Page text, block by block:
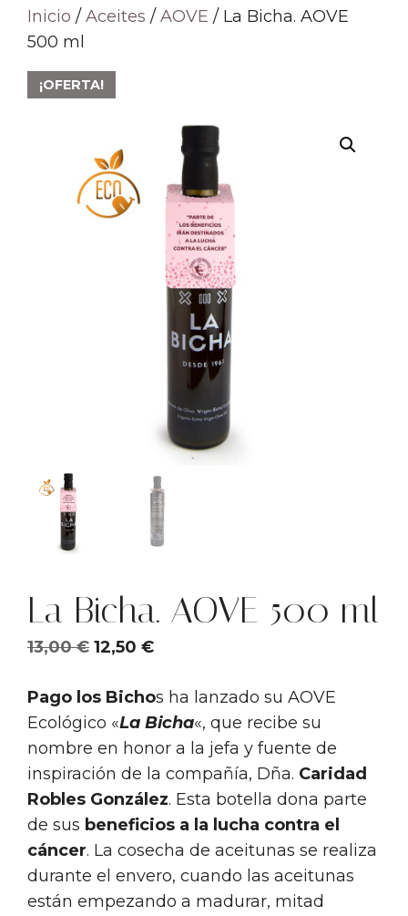
Inicio / Aceites / AOVE / La Bicha. AOVE
500 ml
¡OFERTA!
La Bicha. AOVE 500 ml
13,00€ El
original
era:
13,00 €.
12,50 €El
actual
es:
12,50 €.
Pago los Bichos ha lanzado su AOVE
Ecológico «La Bicha«, que recibe su
nombre en honor a la jefa y fuente de
inspiración de la compañía, Dña. Caridad
Robles González. Esta botella dona parte
de sus beneficios a la lucha contra el
cáncer. La cosecha de aceitunas se realiza
durante el envero, cuando las aceitunas
están empezando a madurar, mitad